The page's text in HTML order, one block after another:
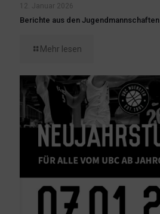
12. Januar 2026
Berichte aus den Jugendmannschaften
Mehr lesen